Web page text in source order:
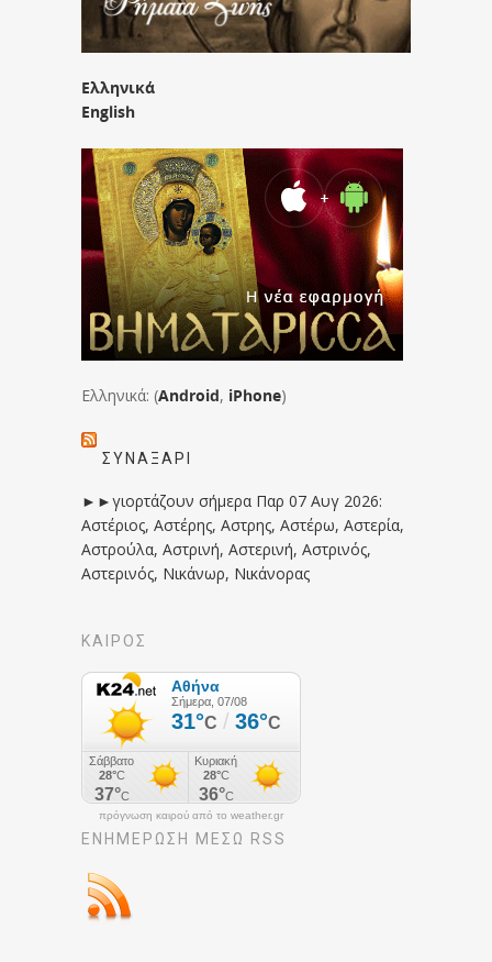
Ελληνικά
English
Ελληνικά: (Android, iPhone)
ΣΥΝΑΞΆΡΙ
►►γιορτάζουν σήμερα Παρ 07 Αυγ 2026:
Αστέριος, Αστέρης, Αστρης, Αστέρω, Αστερία,
Αστρούλα, Αστρινή, Αστερινή, Αστρινός,
Αστερινός, Νικάνωρ, Νικάνορας
ΚΑΙΡΟΣ
πρόγνωση καιρού από το weather.gr
ΕΝΗΜΈΡΩΣΉ ΜΕΣΩ RSS